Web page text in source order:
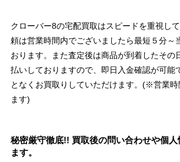
クローバー8の宅配買取はスピードを重視し
頼は営業時間内でございましたら最短５分～
おります。また査定後は商品が到着したその
払いしておりますので、即日入金確認が可能
となくお買取りしていただけます。(※営業時
ます)
秘密厳守徹底!! 買取後の問い合わせや個
ます。